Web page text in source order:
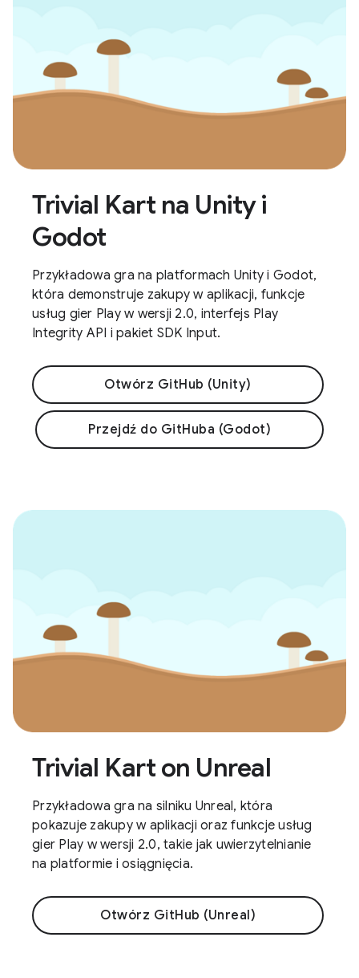
Trivial Kart na Unity i
Godot
Przykładowa gra na platformach Unity i Godot,
która demonstruje zakupy w aplikacji, funkcje
usług gier Play w wersji 2.0, interfejs Play
Integrity API i pakiet SDK Input.
Otwórz GitHub (Unity)
Przejdź do GitHuba (Godot)
Trivial Kart on Unreal
Przykładowa gra na silniku Unreal, która
pokazuje zakupy w aplikacji oraz funkcje usług
gier Play w wersji 2.0, takie jak uwierzytelnianie
na platformie i osiągnięcia.
Otwórz GitHub (Unreal)